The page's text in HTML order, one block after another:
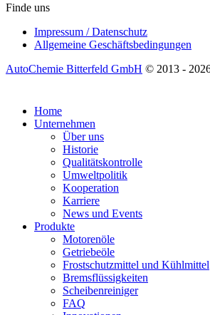
Finde uns
Impressum / Datenschutz
Allgemeine Geschäftsbedingungen
AutoChemie Bitterfeld GmbH © 2013 -
Home
Unternehmen
Über uns
Historie
Qualitätskontrolle
Umweltpolitik
Kooperation
Karriere
News und Events
Produkte
Motorenöle
Getriebeöle
Frostschutzmittel und Kühlmittel
Bremsflüssigkeiten
Scheibenreiniger
FAQ